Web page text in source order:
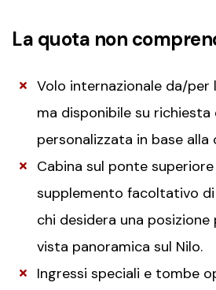
La quota non
Volo internazionale da/per
ma disponibile su
personalizzata in base
Cabina sul ponte
supplemento facoltativo
chi desidera una
vista panoramica sul Nilo.
Ingressi speciali e tombe